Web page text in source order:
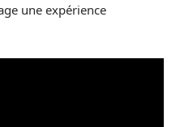
une expérience